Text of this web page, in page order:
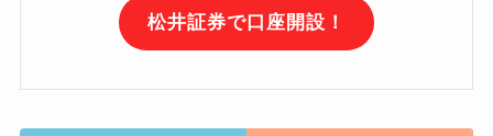
松井証券で口座開設！